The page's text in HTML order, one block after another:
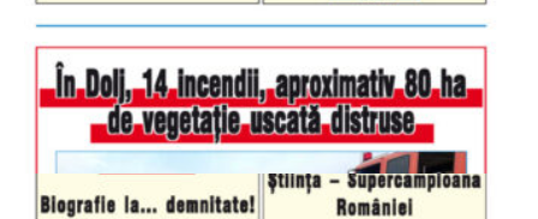
luni-vineri
9.00 - 17.00
duminică
9.00 - 12.00